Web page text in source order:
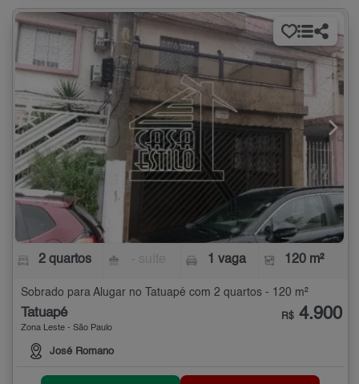
2 quartos 1 vaga 120 m²
Sobrado para Alugar no Tatuapé com 2 quartos - 120 m²
Tatuapé
Zona Leste - São Paulo
José Romano
R$ 4.900